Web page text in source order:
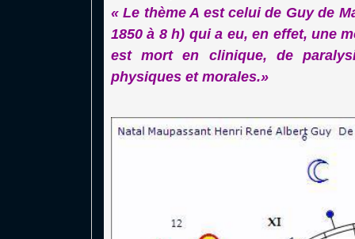
« Le thème A est celui de Guy de
1850 à 8 h) qui a eu, en effet, une
est mort en clinique, de
physiques et morales.»